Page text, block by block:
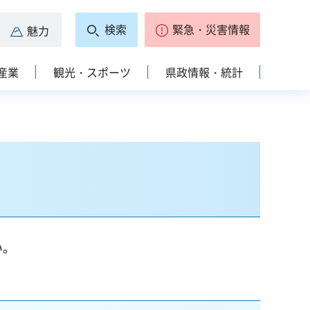
魅力 検索 緊急・災害情報
業 観光・スポーツ 県政情報・統計